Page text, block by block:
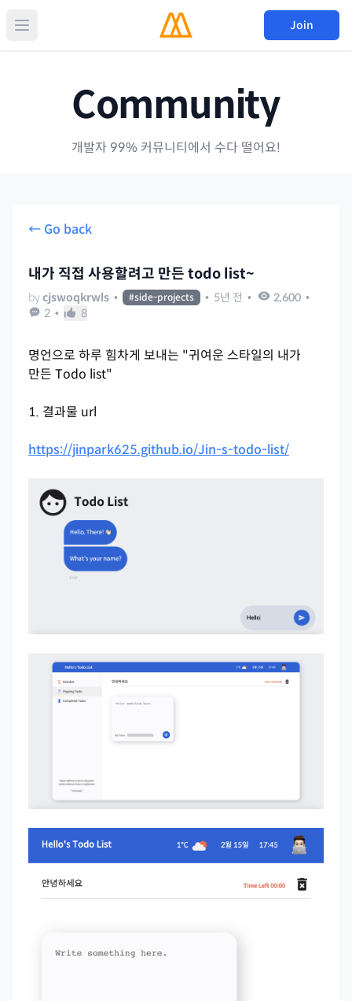
Join
Community
개발자 99% 커뮤니티에서 수다 떨어요!
← Go back
내가 직접 사용할려고 만든 todo list~
bycjswoqkrwls • #side-projects • 5년 전 • 2,600 •
2 • 8
명언으로 하루 힘차게 보내는 "귀여운 스타일의 내가
만든 Todo list"
1. 결과물 url
https://jinpark625.github.io/Jin-s-todo-list/